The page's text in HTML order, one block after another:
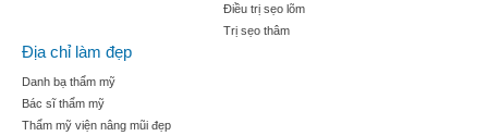
Điều trị sẹo lõm
Trị sẹo thâm
Địa chỉ làm đẹp
Danh bạ thẩm mỹ
Bác sĩ thẩm mỹ
Thẩm mỹ viện nâng mũi đẹp